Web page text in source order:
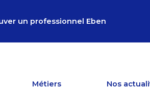
un professionnel Eben
Métiers Nos